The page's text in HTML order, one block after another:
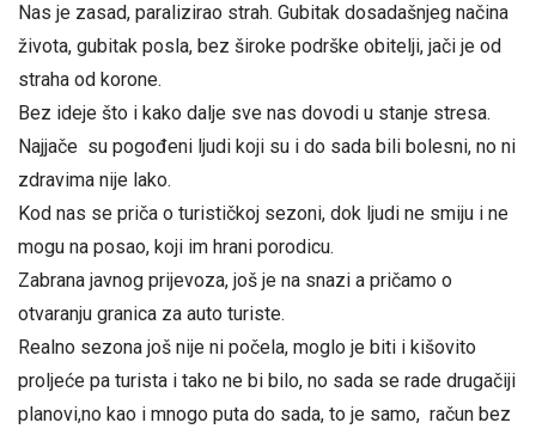
Nas je zasad, paralizirao strah. Gubitak dosadašnjeg načina
života, gubitak posla, bez široke podrške obitelji, jači je od
straha od korone.
Bez ideje što i kako dalje sve nas dovodi u stanje stresa.
Najjače su pogođeni ljudi koji su i do sada bili bolesni, no ni
zdravima nije lako.
Kod nas se priča o turističkoj sezoni, dok ljudi ne smiju i ne
mogu na posao, koji im hrani porodicu.
Zabrana javnog prijevoza, još je na snazi a pričamo o
otvaranju granica za auto turiste.
Realno sezona još nije ni počela, moglo je biti i kišovito
proljeće pa turista i tako ne bi bilo, no sada se rade drugačiji
planovi,no kao i mnogo puta do sada, to je samo, račun bez